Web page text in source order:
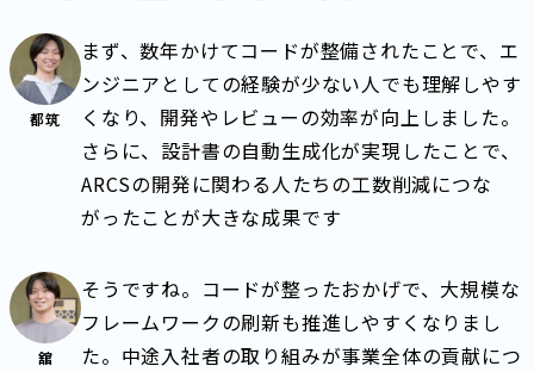
都筑
まず、数年かけてコードが整備されたことで、エ
ンジニアとしての経験が少ない人でも理解しやす
くなり、開発やレビューの効率が向上しました。
さらに、設計書の自動生成化が実現したことで、
ARCSの開発に関わる人たちの工数削減につな
がったことが大きな成果です
舘
そうですね。コードが整ったおかげで、大規模な
フレームワークの刷新も推進しやすくなりまし
た。中途入社者の取り組みが事業全体の貢献につ